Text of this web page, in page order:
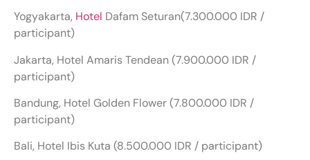
Yogyakarta, Hotel Dafam Seturan(7.300.000 IDR /
participant)
Jakarta, Hotel Amaris Tendean (7.900.000 IDR /
participant)
Bandung, Hotel Golden Flower (7.800.000 IDR /
participant)
Bali, Hotel Ibis Kuta (8.500.000 IDR / participant)